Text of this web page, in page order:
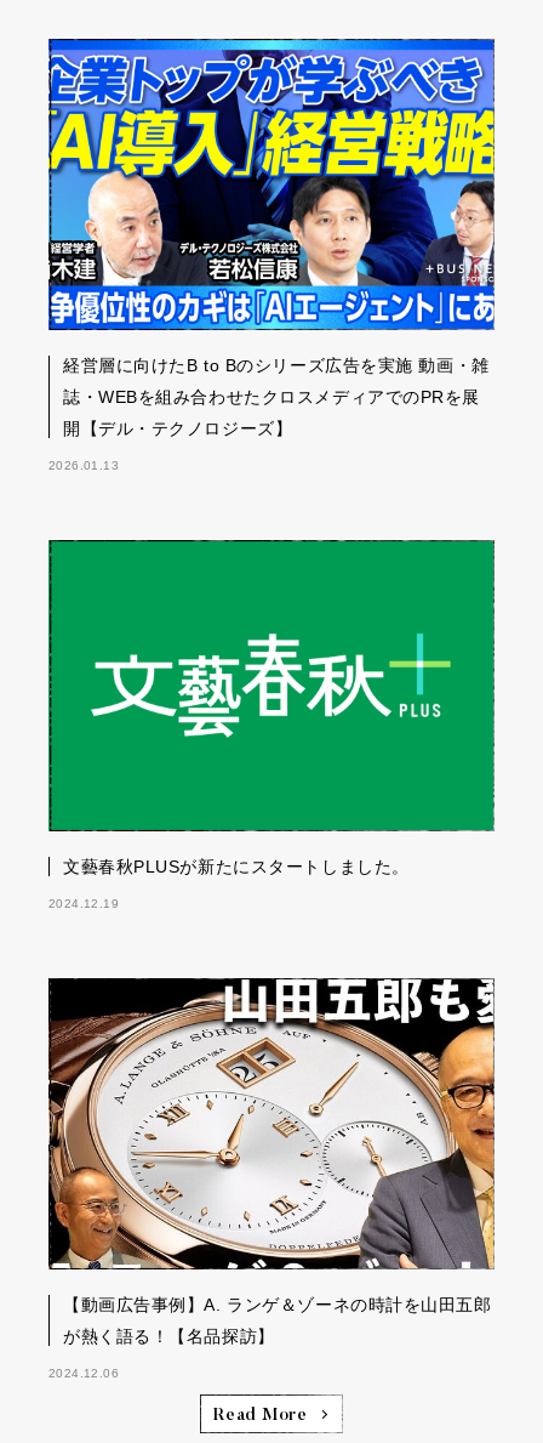
経営層に向けたB to Bのシリーズ広告を実施 動画・雑
誌・WEBを組み合わせたクロスメディアでのPRを展
開【デル・テクノロジーズ】
2026.01.13
文藝春秋PLUSが新たにスタートしました。
2024.12.19
【動画広告事例】A. ランゲ＆ゾーネの時計を山田五郎
が熱く語る！【名品探訪】
2024.12.06
Read More